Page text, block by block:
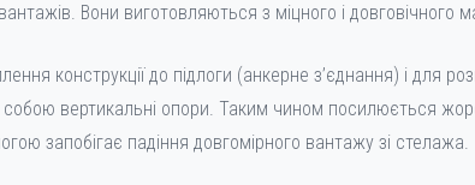
Вони виготовляються з міцного і довговічного
конструкції до підлоги (анкерне з’єднання) і для
вертикальні опори. Таким чином посилюється
запобігає падіння довгомірного вантажу зі стелажа.